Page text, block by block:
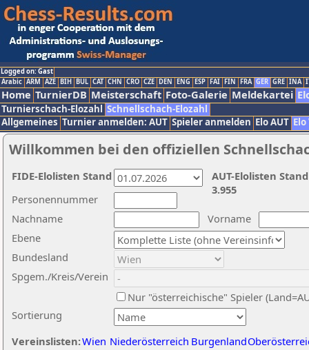
Logged on: Gast
Arabic ARM AZE BIH BUL CAT CHN CRO CZE DEN ENG ESP FAI FIN FRA GER GRE INA
Home TurnierDB Meisterschaft Foto-Galerie Meldekartei
Turnierschach-Elozahl Schnellschach-Elozahl
Allgemeines Turnier anmelden: AUT Spieler anmelden Elo AUT
Willkommen bei den offiziellen
Nachname
Vorname
Ebene
Sortierung
Personennummer
Bundesland
Spgem./Kreis/Verein
Nur "österreichische" Spieler
Vereinslisten:Wien Niederösterreich Burgenland
AUT-Elolisten
3.955
FIDE-Elolisten Stand